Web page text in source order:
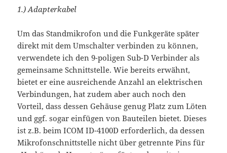
1.) Adapterkabel
Um das Standmikrofon und die Funkgeräte später
direkt mit dem Umschalter verbinden zu können,
verwendete ich den 9-poligen Sub-D Verbinder als
gemeinsame Schnittstelle. Wie bereits erwähnt,
bietet er eine ausreichende Anzahl an elektrischen
Verbindungen, hat zudem aber auch noch den
Vorteil, dass dessen Gehäuse genug Platz zum Löten
und ggf. sogar einfügen von Bauteilen bietet. Dieses
ist z.B. beim ICOM ID-4100D erforderlich, da dessen
Mikrofonschnittstelle nicht über getrennte Pins für